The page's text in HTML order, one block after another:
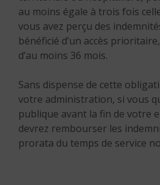
au moins égale à trois fois
vous avez perçu des
bénéficié d’un accès
d’au moins 36 mois.
Sans dispense de cette
votre administration, si vous
publique avant la fin de votre
devrez rembourser les
prorata du temps de service